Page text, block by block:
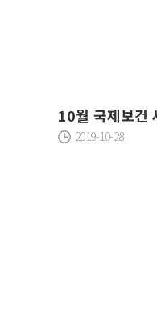
10월 국제보건
2019-10-28